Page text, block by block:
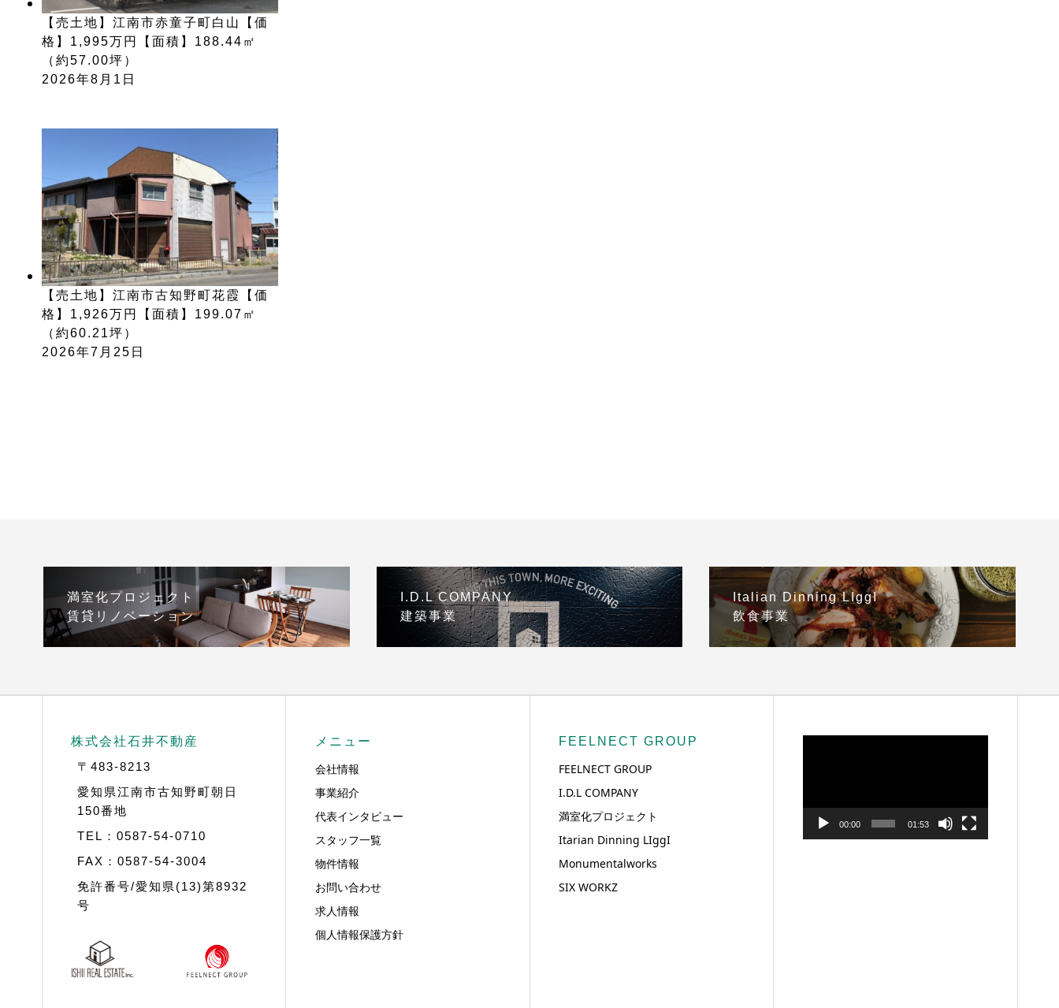
【売土地】江南市赤童子町白山【価
格】1,995万円【面積】188.44㎡
（約57.00坪）
2026年8月1日
【売土地】江南市古知野町花霞【価
格】1,926万円【面積】199.07㎡
（約60.21坪）
2026年7月25日
満室化プロジェクト
賃貸リノベーション
I.D.L COMPANY
建築事業
Italian Dinning LIggI
飲食事業
株式会社石井不動産
〒483-8213
愛知県江南市古知野町朝日
150番地
TEL：0587-54-0710
FAX：0587-54-3004
免許番号/愛知県(13)第8932
号
メニュー
会社情報
事業紹介
代表インタビュー
スタッフ一覧
物件情報
お問い合わせ
求人情報
個人情報保護方針
FEELNECT GROUP
FEELNECT GROUP
I.D.L COMPANY
満室化プロジェクト
Itarian Dinning LIggI
Monumentalworks
SIX WORKZ
動
ヤ
00:00 01:53